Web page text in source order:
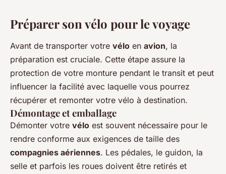
Préparer son vélo pour le voyage
Avant de transporter votre vélo en avion, la
préparation est cruciale. Cette étape assure la
protection de votre monture pendant le transit et peut
influencer la facilité avec laquelle vous pourrez
récupérer et remonter votre vélo à destination.
Démontage et emballage
Démonter votre vélo est souvent nécessaire pour le
rendre conforme aux exigences de taille des
compagnies aériennes. Les pédales, le guidon, la
selle et parfois les roues doivent être retirés et